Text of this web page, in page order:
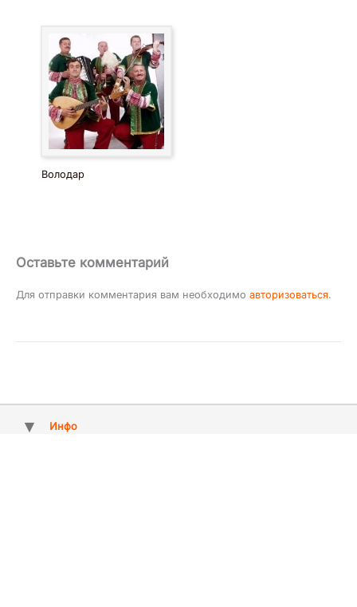
Володар
Оставьте комментарий
Для отправки комментария вам необходимо авторизоваться.
Инфо